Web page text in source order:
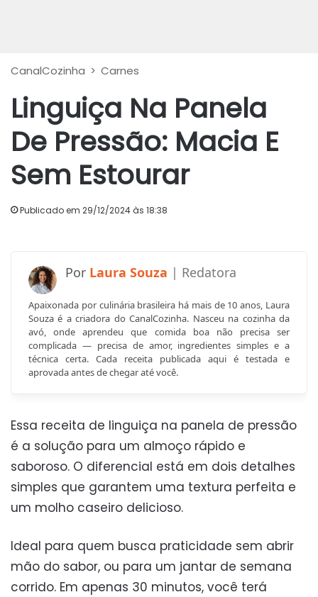
CanalCozinha > Carnes
Linguiça Na Panela
De Pressão: Macia E
Sem Estourar
Publicado em 29/12/2024 às 18:38
Laura Souza
Apaixonada por culinária brasileira há mais de 10 anos, Laura
Souza é a criadora do CanalCozinha. Nasceu na cozinha da
avó, onde aprendeu que comida boa não precisa ser
complicada — precisa de amor, ingredientes simples e a
técnica certa. Cada receita publicada aqui é testada e
aprovada antes de chegar até você.
Essa receita de linguiça na panela de pressão
é a solução para um almoço rápido e
saboroso. O diferencial está em dois detalhes
simples que garantem uma textura perfeita e
um molho caseiro delicioso.
Ideal para quem busca praticidade sem abrir
mão do sabor, ou para um jantar de semana
corrido. Em apenas 30 minutos, você terá